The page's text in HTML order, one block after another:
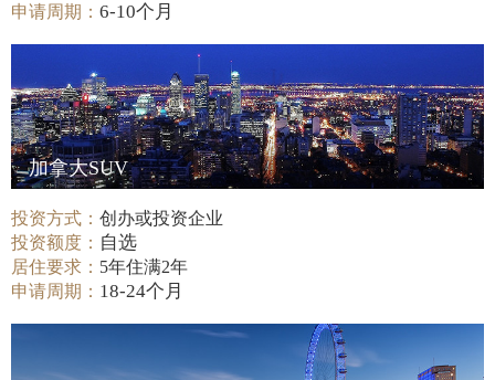
申请周期：6-10个月
加拿大SUV
投资方式：创办或投资企业
投资额度： 自选
居住要求： 5年住满2年
申请周期： 18-24个月